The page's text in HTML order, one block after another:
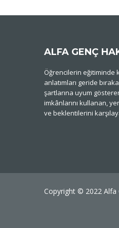
ALFA GENÇ
Öğrencilerin eğitiminde
anlatımları geride
şartlarına uyum
imkânlarını kullanan,
ve beklentilerini
Copyright © 2022 Alfa